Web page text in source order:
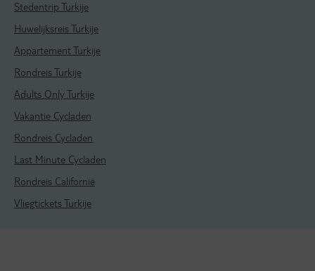
Stedentrip Turkije
Huwelijksreis Turkije
Appartement Turkije
Rondreis Turkije
Adults Only Turkije
Vakantie Cycladen
Rondreis Cycladen
Last Minute Cycladen
Rondreis Californië
Vliegtickets Turkije